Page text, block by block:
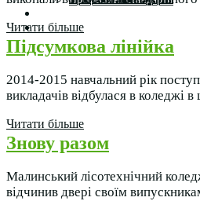
Про формальну, неформальну
Читати більше
Підсумкова лінійка
2014-2015 навчальний рік
викладачів відбулася в
Читати більше
Знову разом
Малинський лісотехнічний
відчинив двері своїм